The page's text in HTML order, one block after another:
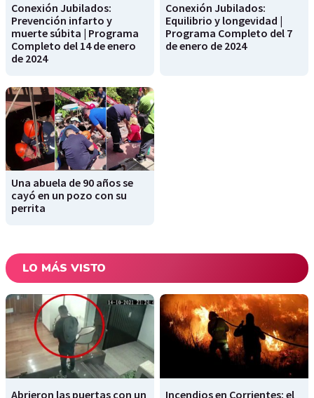
Conexión Jubilados:
Prevención infarto y
muerte súbita | Programa
Completo del 14 de enero
de 2024
Conexión Jubilados:
Equilibrio y longevidad |
Programa Completo del 7
de enero de 2024
Una abuela de 90 años se
cayó en un pozo con su
perrita
LO MÁS VISTO
Abrieron las puertas con un
Incendios en Corrientes: el